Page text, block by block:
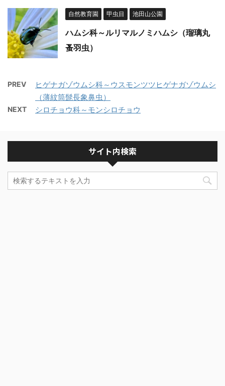
自然教育園 甲虫目 池田山公園
ハムシ科～ルリマルノミハムシ（瑠璃丸
蚤羽虫）
PREV
ヒゲナガゾウムシ科～ウスモンツツヒゲナガゾウムシ
（薄紋筒髭長象鼻虫）
NEXT シロチョウ科～モンシロチョウ
サイト内検索